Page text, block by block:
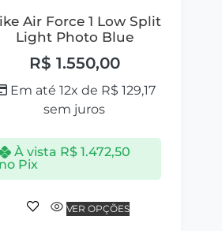
Air Force 1 Low Split
Light Photo Blue
R$ 1.550,00
Em até 12x de R$ 129,17
sem juros
À vista R$1.472,50
Pix
VER OPÇÕES